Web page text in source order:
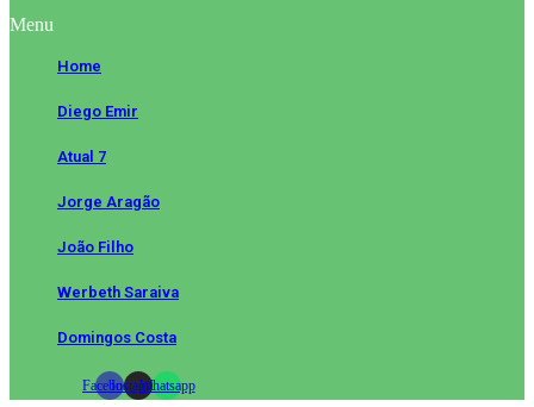
Menu
Home
Diego Emir
Atual 7
Jorge Aragão
João Filho
Werbeth Saraiva
Domingos Costa
FacebookInstagramWhatsapp